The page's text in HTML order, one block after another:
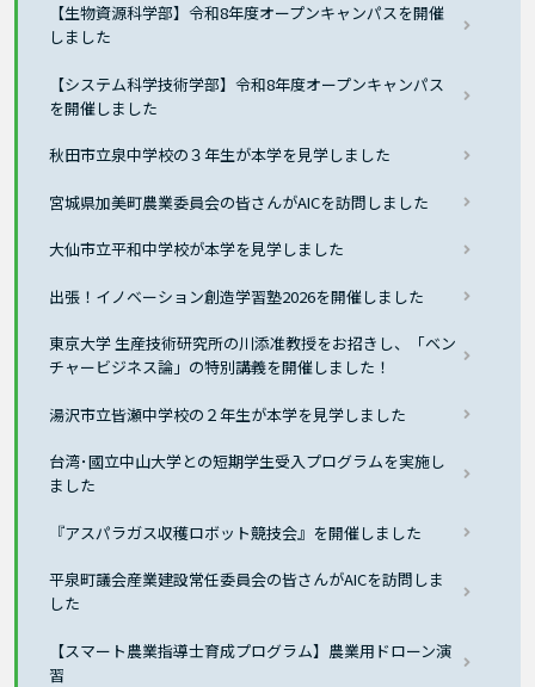
【生物資源科学部】令和8年度オープンキャンパスを開催
しました
【システム科学技術学部】令和8年度オープンキャンパス
を開催しました
秋田市立泉中学校の３年生が本学を見学しました
宮城県加美町農業委員会の皆さんがAICを訪問しました
大仙市立平和中学校が本学を見学しました
出張！イノベーション創造学習塾2026を開催しました
東京大学 生産技術研究所の川添准教授をお招きし、「ベン
チャービジネス論」の特別講義を開催しました！
湯沢市立皆瀬中学校の２年生が本学を見学しました
台湾･國立中山大学との短期学生受入プログラムを実施し
ました
『アスパラガス収穫ロボット競技会』を開催しました
平泉町議会産業建設常任委員会の皆さんがAICを訪問しま
した
【スマート農業指導士育成プログラム】農業用ドローン演
習